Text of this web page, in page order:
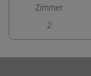
Zimmer
2